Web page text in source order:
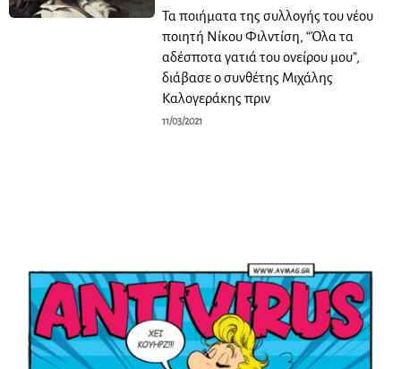
Τα ποιήματα της συλλογής του νέου
ποιητή Νίκου Φιλντίση, “Όλα τα
αδέσποτα γατιά του ονείρου μου”,
διάβασε ο συνθέτης Μιχάλης
Καλογεράκης πριν
11/03/2021